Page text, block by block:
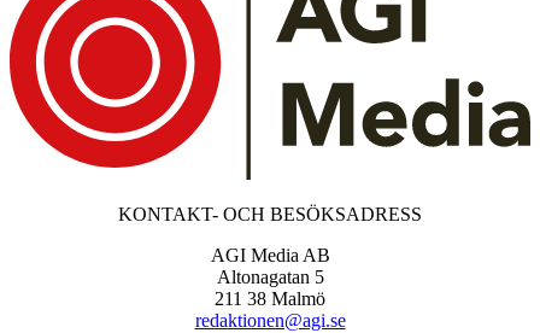
KONTAKT- OCH BESÖKSADRESS
AGI Media AB
Altonagatan 5
211 38 Malmö
redaktionen@agi.se